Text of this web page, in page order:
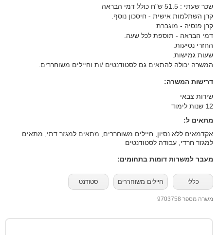
שכר שעתי : 51.5 ש"ח כולל דמי הבראה
קרן השתלמות אישית - חיסכון נוסף.
קרן פנסיה - מוגברת.
דמי הבראה - תוספת לכל שעה.
החזרי נסיעות.
שעות גמישות.
המשרה יכולה להתאים גם לסטודנטים /ות וחיילים משוחררים.
דרישות המשרה:
שירות צבאי
12 שנות לימוד
מתאים ל:
אקדמאים ללא נסיון, חיילים משוחררים, מתאים למגזר דתי, מתאים
למגזר חרדי, עבודה לסטודנטים
מעבר למשרות דומות בתחומים:
כללי חיילים משוחררים סטודנט
משרה מספר 9703758